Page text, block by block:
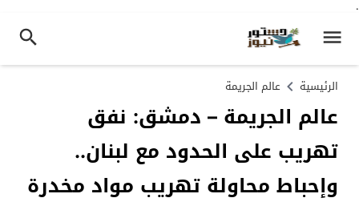
.
الرئيسية عالم الجريمة
عالم الجريمة – دمشق: نفق
تهريب على الحدود مع لبنان..
وإحباط محاولة تهريب مواد مخدرة